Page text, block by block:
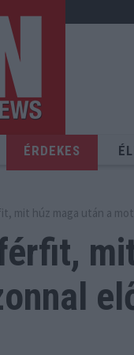
ÉRDEKES
mit húz maga után a